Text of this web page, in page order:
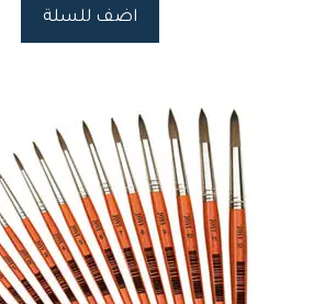
اضف للسلة